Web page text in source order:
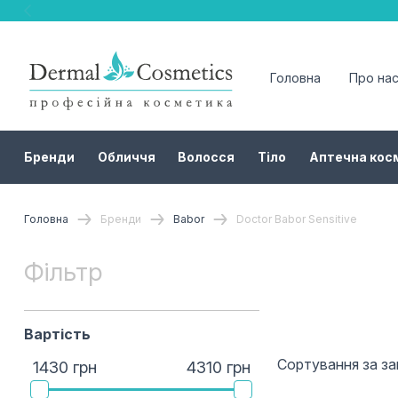
Головна Про нас
Бренди Обличчя Волосся Тіло Аптечна
Головна Бренди Babor Doctor Babor Sensitive
Фільтр
Вартість
1430 грн 4310 грн Сортування за